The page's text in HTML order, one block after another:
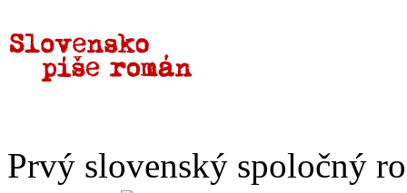
Prvý slovenský spoločný